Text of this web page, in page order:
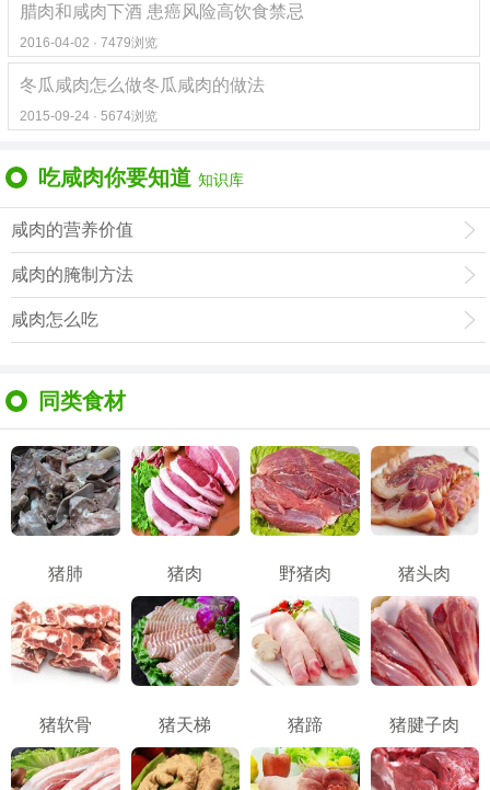
腊肉和咸肉下酒 患癌风险高饮食禁忌
2016-04-02 · 7479浏览
冬瓜咸肉怎么做冬瓜咸肉的做法
2015-09-24 · 5674浏览
吃咸肉你要知道 知识库
咸肉的营养价值
咸肉的腌制方法
咸肉怎么吃
同类食材
猪肺 猪肉 野猪肉 猪头肉
猪软骨 猪天梯 猪蹄 猪腱子肉